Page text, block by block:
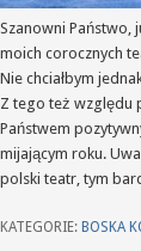
Szanowni Państwo,
moich corocznych
Nie chciałbym
Z tego też względu
Państwem
mijającym roku.
polski teatr, tym
KATEGORIE: BOSKA